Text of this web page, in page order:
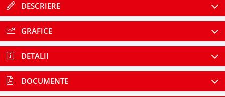
DESCRIERE
GRAFICE
DETALII
DOCUMENTE